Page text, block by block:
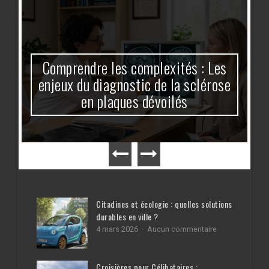
Comprendre les complexités : Les
enjeux du diagnostic de la sclérose
en plaques dévoilés
Citadines et écologie : quelles solutions
durables en ville ?
4 mars 2026 Aucun commentairesur